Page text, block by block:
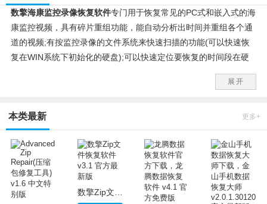
数擎海康监控录像恢复软件专门用于恢复常见的PC式和嵌入式的海
康监控视频，具有碎片重组功能，能自动分析出时间并重组各个通
道的视频;有按监控录像的文件系统来快速扫描的功能(可以快速恢
复在WIN系统下初始化的硬盘);可以快速定位要恢复的时间段在硬
盘中的位置，也可以按时间点查询列出所需的文件，大大缩小了恢
展开
本类最新 更多+